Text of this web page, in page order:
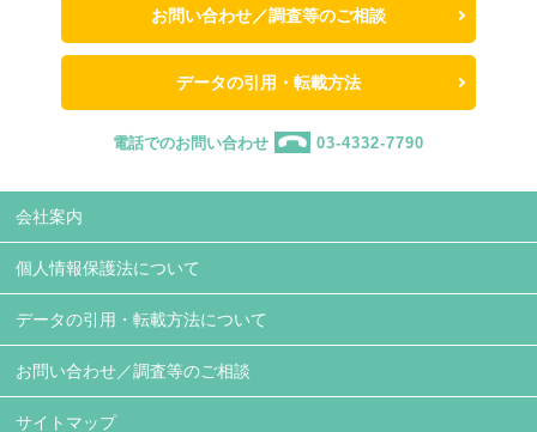
お問い合わせ／調査等のご相談
データの引用・転載方法
電話でのお問い合わせ 03-4332-7790
会社案内
個人情報保護法について
データの引用・転載方法について
お問い合わせ／調査等のご相談
サイトマップ